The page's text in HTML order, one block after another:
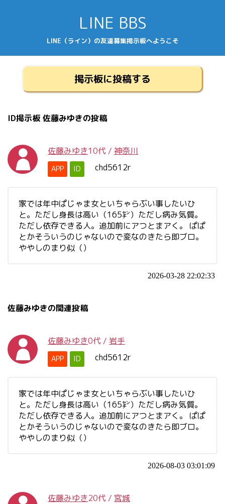
LINE BBS
LINE（ライン）の友達募集掲示板へようこそ
掲示板に投稿する
ID掲示板 佐藤みゆきの投稿
佐藤みゆき10代 / 神奈川
APP ID chd5612r
家では年中ぱじゃま女といちゃらぶい事したいひ
と。ただし身長は高い（165㌢）ただし病み気質。
ただし依存できる人。追加前にアつとまアく。 ぱぱ
とかそういうのじゃないので変なのきたら即ブロ。
ややしのまり似（）
2026-03-28 22:02:33
佐藤みゆきの関連投稿
佐藤みゆき0代 / 岩手
APP ID chd5612r
家では年中ぱじゃま女といちゃらぶい事したいひ
と。ただし身長は高い（165㌢）ただし病み気質。
ただし依存できる人。追加前にアつとまアく。 ぱぱ
とかそういうのじゃないので変なのきたら即ブロ。
ややしのまり似（）
2026-08-03 03:01:09
佐藤みゆき20代 / 宮城